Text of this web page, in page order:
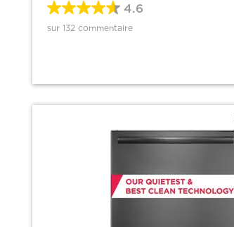
4.6
sur 132 commentaire